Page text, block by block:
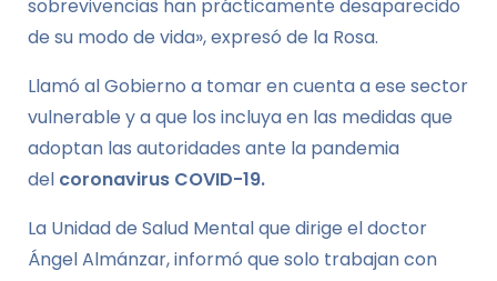
sobrevivencias han prácticamente desaparecido
de su modo de vida», expresó de la Rosa.
Llamó al Gobierno a tomar en cuenta a ese sector
vulnerable y a que los incluya en las medidas que
adoptan las autoridades ante la pandemia
del coronavirus COVID-19.
La Unidad de Salud Mental que dirige el doctor
Ángel Almánzar, informó que solo trabajan con